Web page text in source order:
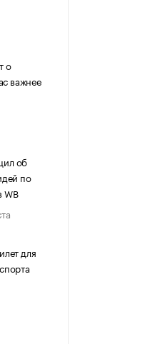
о
важнее
об
по
WB
для